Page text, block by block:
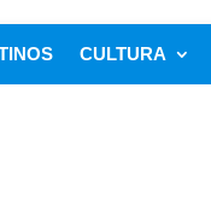
CULTURA